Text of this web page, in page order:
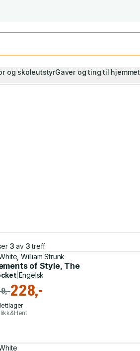
og skoleutstyrGaver og ting til hjemmet
3 av 3 treff
William Strunk
of Style, The
| Engelsk
228,-